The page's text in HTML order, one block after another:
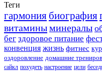
Теги
гармония биография
витаминыминералы
бег здоровое питание
конвенция жизнь фитнес
оздоровление домашние
сайкл похудеть настроение цели